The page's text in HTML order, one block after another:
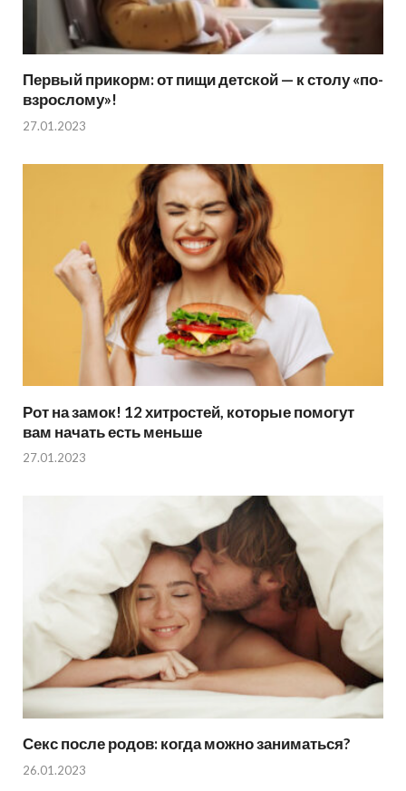
Первый прикорм: от пищи детской — к столу «по-
взрослому»!
27.01.2023
Рот на замок! 12 хитростей, которые помогут
вам начать есть меньше
27.01.2023
Секс после родов: когда можно заниматься?
26.01.2023